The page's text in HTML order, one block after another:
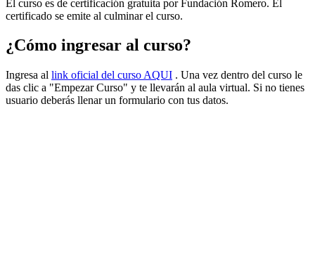
El curso es de certificación gratuita por Fundación Romero. El
certificado se emite al culminar el curso.
¿Cómo ingresar al curso?
Ingresa al link oficial del curso AQUI . Una vez dentro del curso le
das clic a "Empezar Curso" y te llevarán al aula virtual. Si no tienes
usuario deberás llenar un formulario con tus datos.